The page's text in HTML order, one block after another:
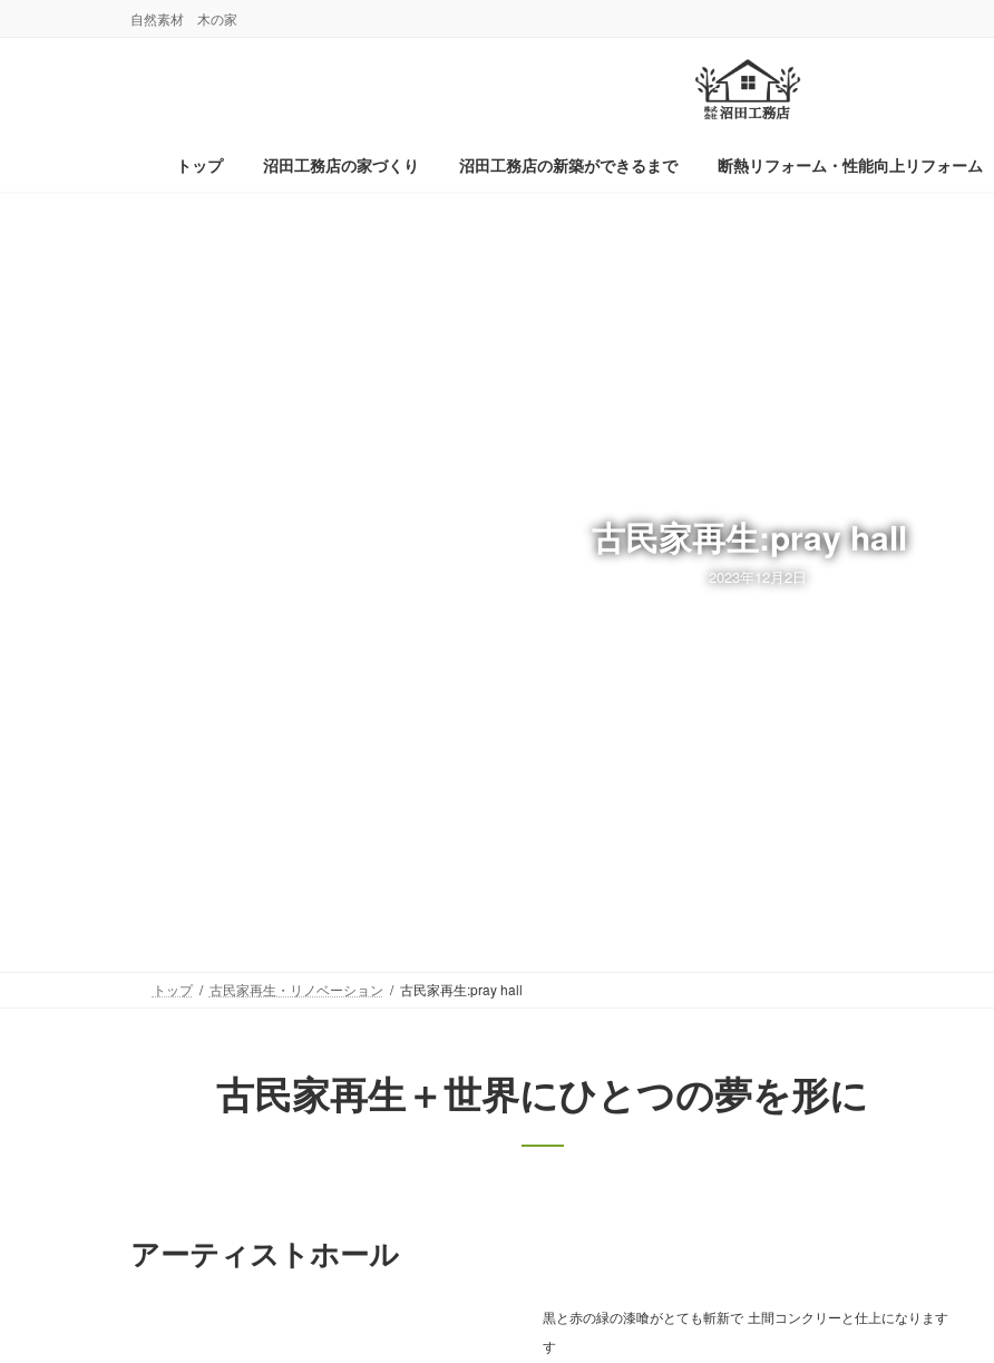
自然素材 木の家
トップ 沼田工務店の家づくり 沼田工務店の新築ができるまで 断熱リフォーム・性能向上リフォーム
古民家再生:pray hall
2023年12月2日
トップ 古民家再生・リノベーション 古民家再生:pray hall
古民家再生＋世界にひとつの夢を形に
アーティストホール
黒と赤の緑の漆喰がとても斬新で
す
土間コンクリーと仕上になります